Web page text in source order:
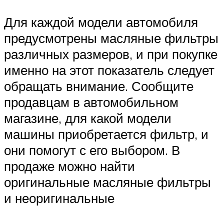
Для каждой модели автомобиля
предусмотрены масляные фильтры
различных размеров, и при покупке
именно на этот показатель следует
обращать внимание. Сообщите
продавцам в автомобильном
магазине, для какой модели
машины приобретается фильтр, и
они помогут с его выбором. В
продаже можно найти
оригинальные масляные фильтры
и неоригинальные